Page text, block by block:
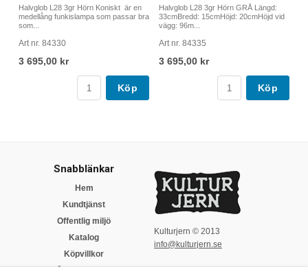
Halvglob L28 3gr Hörn Koniskt är en
medellång funkislampa som passar bra
som...
Art nr. 84330
3 695,00 kr
Köp
Halvglob L28 3gr Hörn GRÅ Längd:
33cmBredd: 15cmHöjd: 20cmHöjd vid
vägg: 96m...
Art nr. 84335
3 695,00 kr
Köp
Snabblänkar
Hem
Kundtjänst
Offentlig miljö
Katalog
Köpvillkor
Kulturjern © 2013
info@kulturjern.se